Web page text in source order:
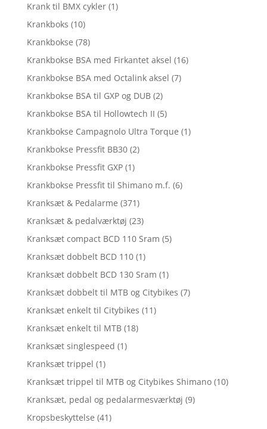
Krank til BMX cykler (1)
Krankboks (10)
Krankbokse (78)
Krankbokse BSA med Firkantet aksel (16)
Krankbokse BSA med Octalink aksel (7)
Krankbokse BSA til GXP og DUB (2)
Krankbokse BSA til Hollowtech II (5)
Krankbokse Campagnolo Ultra Torque (1)
Krankbokse Pressfit BB30 (2)
Krankbokse Pressfit GXP (1)
Krankbokse Pressfit til Shimano m.f. (6)
Kranksæt & Pedalarme (371)
Kranksæt & pedalværktøj (23)
Kranksæt compact BCD 110 Sram (5)
Kranksæt dobbelt BCD 110 (1)
Kranksæt dobbelt BCD 130 Sram (1)
Kranksæt dobbelt til MTB og Citybikes (7)
Kranksæt enkelt til Citybikes (11)
Kranksæt enkelt til MTB (18)
Kranksæt singlespeed (1)
Kranksæt trippel (1)
Kranksæt trippel til MTB og Citybikes Shimano (10)
Kranksæt, pedal og pedalarmesværktøj (9)
Kropsbeskyttelse (41)